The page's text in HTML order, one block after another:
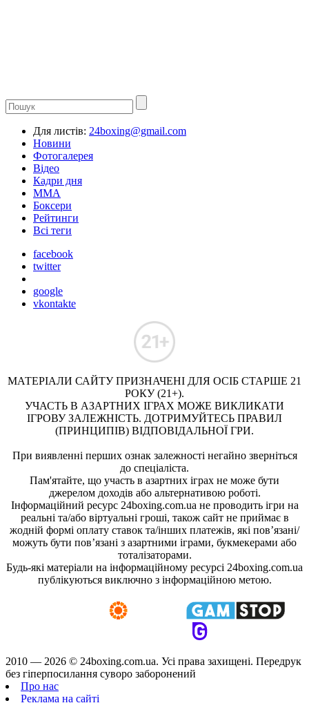
Для листів: 24boxing@gmail.com
Новини
Фотогалерея
Відео
Кадри дня
ММА
Боксери
Рейтинги
Всі теги
facebook
twitter
google
vkontakte
МАТЕРІАЛИ САЙТУ ПРИЗНАЧЕНІ ДЛЯ ОСІБ СТАРШЕ 21
РОКУ (21+).
УЧАСТЬ В АЗАРТНИХ ІГРАХ МОЖЕ ВИКЛИКАТИ
ІГРОВУ ЗАЛЕЖНІСТЬ. ДОТРИМУЙТЕСЬ ПРАВИЛ
(ПРИНЦИПІВ) ВІДПОВІДАЛЬНОЇ ГРИ.
При виявленні перших ознак залежності негайно зверніться
до спеціаліста.
Пам'ятайте, що участь в азартних іграх не може бути
джерелом доходів або альтернативою роботі.
Інформаційний ресурс 24boxing.com.ua не проводить ігри на
реальні та/або віртуальні гроші, також сайт не приймає в
жодній формі оплату ставок та/інших платежів, які пов’язані/
можуть бути пов’язані з азартними іграми, букмекерами або
тоталізаторами.
Будь-які матеріали на інформаційному ресурсі 24boxing.com.ua
публікуються виключно з інформаційною метою.
2010 — 2026 © 24boxing.com.ua. Усi права захищенi. Передрук
без гіперпосилання суворо заборонений
Про нас
Реклама на сайті